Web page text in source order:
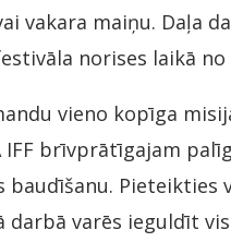
vakara maiņu. Daļa
norises laikā
vieno kopīga
IFF brīvprātīgajam
baudīšanu. Pieteikties
varēs ieguldīt